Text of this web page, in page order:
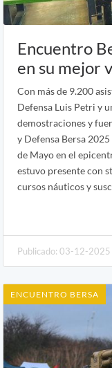
Encuentro
en su mejor
Con más de 9.200
Defensa Luis Petri y
demostraciones y
y Defensa Bersa
de Mayo en el
estuvo presente con
cursos náuticos y
Publicado: 03-12-
ENCUENTRO BERSA